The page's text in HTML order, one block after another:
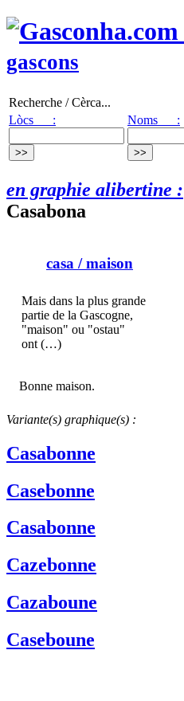
gascons
Recherche / Cèrca...
Lòcs :
Noms :
en graphie alibertine :
Casabona
casa / maison
Mais dans la plus grande
partie de la Gascogne,
"maison" ou "ostau"
ont (…)
Bonne maison.
Variante(s) graphique(s) :
Casabonne
Casebonne
Casabonne
Cazebonne
Cazaboune
Caseboune